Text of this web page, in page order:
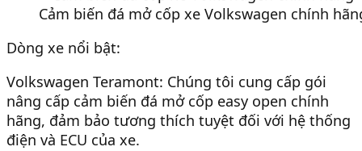
Cảm biến đá mở cốp xe Volkswagen chính
Dòng xe nổi bật:
Volkswagen Teramont: Chúng tôi cung cấp gói
nâng cấp cảm biến đá mở cốp easy open chính
hãng, đảm bảo tương thích tuyệt đối với hệ thống
điện và ECU của xe.